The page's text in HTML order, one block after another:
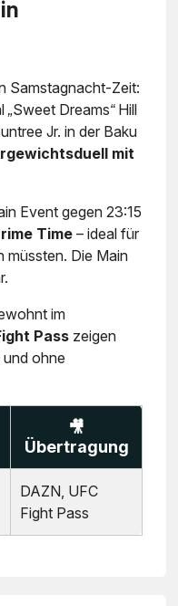
Samstagnacht-Zeit:
„Sweet Dreams“ Hill
Jr. in der Baku
mit
Event gegen 23:15
Time – ideal für
müssten. Die Main
im
Pass zeigen
ohne
🎥
Übertragung
DAZN, UFC
Fight Pass